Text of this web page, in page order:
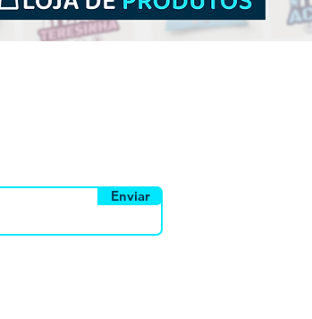
Enviar